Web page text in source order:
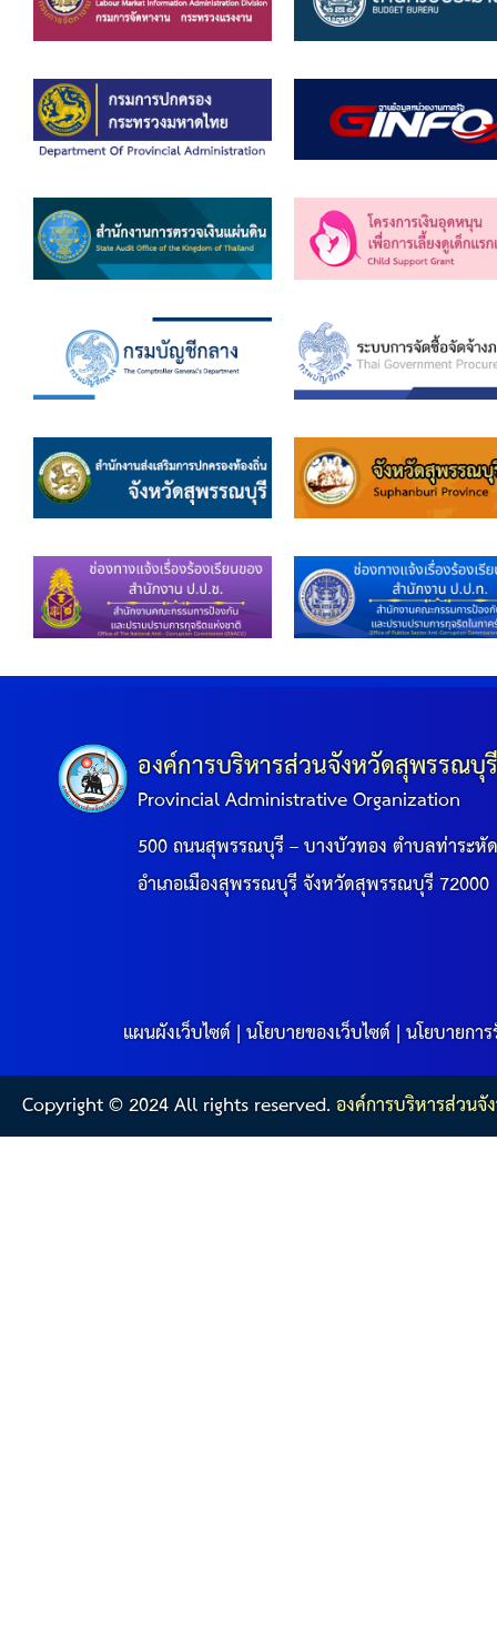
องค์การบริหารส่วนจังหวัดสุพรรณบุ
Provincial Administrative Organization
500 ถนนสุพรรณบุรี – บางบัวทอง ตำบลท่าระหั
อำเภอเมืองสุพรรณบุรี จังหวัดสุพรรณบุรี 72000
แผนผังเว็บไซต์|นโยบายของเว็บไซต์|นโยบายกา
Copyright © 2024 All rights reserved.องค์การบริหารส่วน